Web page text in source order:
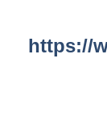
https://